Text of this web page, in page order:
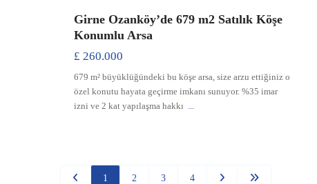
Girne Ozanköy’de 679 m2 Satılık Köşe
Konumlu Arsa
£ 260.000
679 m² büyüklüğündeki bu köşe arsa, size arzu ettiğiniz o
özel konutu hayata geçirme imkanı sunuyor. %35 imar
izni ve 2 kat yapılaşma hakkı
1 2 3 4